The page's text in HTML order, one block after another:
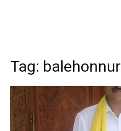
Tag: balehonnur